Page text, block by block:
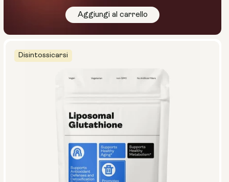
Disintossicarsi
Aggiungi al carrello